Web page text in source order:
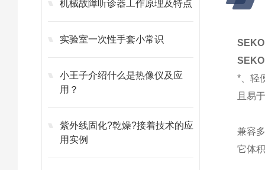
机械故障听诊器工作原理及特点
实验室一次性手套小常识
小王子介绍什么是热像仪及应
用？
紫外线固化?乾燥?接着技术的应
用实例
*、轻
且易
兼容
它体